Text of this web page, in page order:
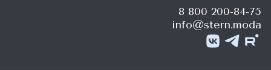
8 800 200-84-75
info@stern.moda